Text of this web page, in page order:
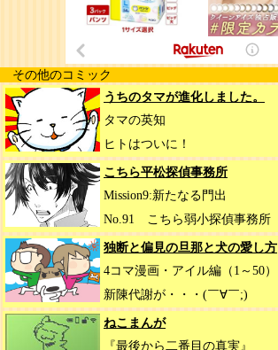
その他のコミック
うちのタマが進化しました。
タマの英知
ヒトはついに！
こちら平松探偵事務所
Mission9:新たなる門出
No.91 こちら弱小探偵事務所
独断と偏見の旦那と犬の愛し方
4コマ漫画・アイル編（1～50）
新陳代謝が・・・(￣∀￣;)
ねこまんが
『最後から二番目の真実』